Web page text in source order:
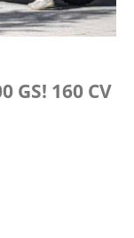
GS! 160 CV